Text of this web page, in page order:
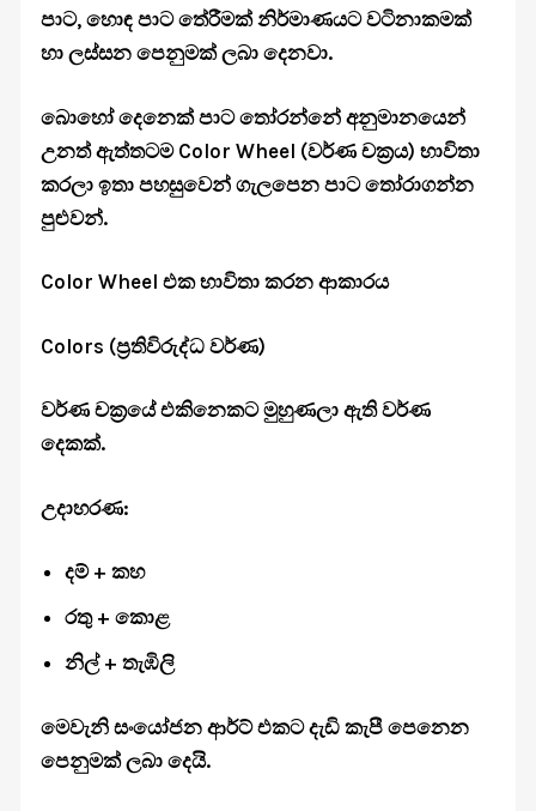
පාට, හොඳ පාට තේරීමක් නිර්මාණයට වටිනාකමක්
හා ලස්සන පෙනුමක් ලබා දෙනවා.
බොහෝ දෙනෙක් පාට තෝරන්නේ අනුමානයෙන්
උනත් ඇත්තටම Color Wheel (වර්ණ චක්‍රය) භාවිතා
කරලා ඉතා පහසුවෙන් ගැලපෙන පාට තෝරාගන්න
පුළුවන්.
Color Wheel එක භාවිතා කරන ආකාරය
Colors (ප්‍රතිවිරුද්ධ වර්ණ)
වර්ණ චක්‍රයේ එකිනෙකට මුහුණලා ඇති වර්ණ
දෙකක්.
උදාහරණ:
දම් + කහ
රතු + කොළ
නිල් + තැඹිලි
මෙවැනි සංයෝජන ආර්ට් එකට දැඩි කැපී පෙනෙන
පෙනුමක් ලබා දෙයි.